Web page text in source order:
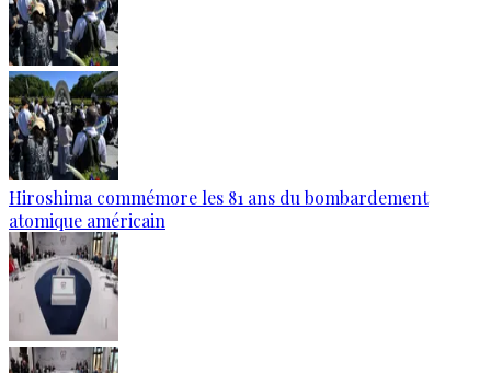
Hiroshima commémore les 81 ans du bombardement
atomique américain